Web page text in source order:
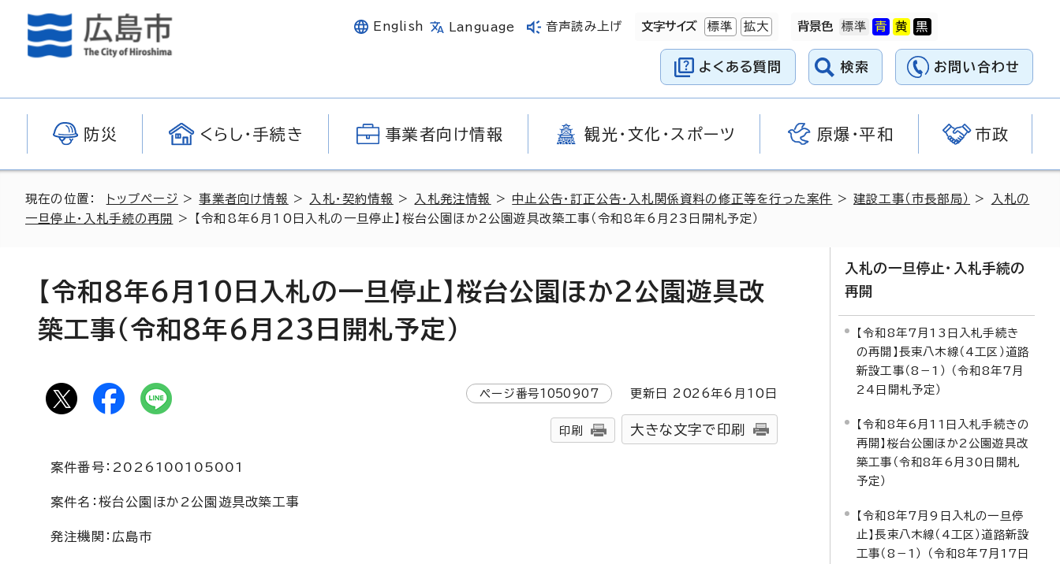
English Language 音声読み上げ 文字サイズ 標準 拡大 背景色
よくある質問 検索 お問い合わせ
防災 くらし・手続き 事業者向け情報 観光・文化・スポーツ 原爆・平和 市政
現在の位置： トップページ >事業者向け情報 > 入札・契約情報 > 入札発注情報 > 中止公告・訂正公告・入札関係資料の修正等を行った案件 >建設工事（市長部局） >
入札の
一旦停止・入札手続の再開
> 【令和8年6月10日入札の一旦停止】桜台公園ほか2公園遊具改築工事（令和8年6月23日開札予定）
【令和8年6月10日入札の一旦停止】桜台公園ほか2公園遊具改
築工事（令和8年6月23日開札予定）
ページ番号1050907 更新日 2026年6月 10 日
印刷 大きな文字で印刷
案件番号：2026100105001
案件名：桜台公園ほか2公園遊具改築工事
発注機関：広島市
入札の一旦停止・入札手続の
再開
【令和8年7月13日入札手続き
の再開】長束八木線（4工区）道路
新設工事（8－1） （令和8年7月
24日開札予定）
【令和8年6月11日入札手続きの
再開】桜台公園ほか2公園遊具改
築工事（令和8年6月30日開札
予定）
【令和8年7月9日入札の一旦停
止】長束八木線（4工区）道路新設
工事（8－1） （令和8年7月17日